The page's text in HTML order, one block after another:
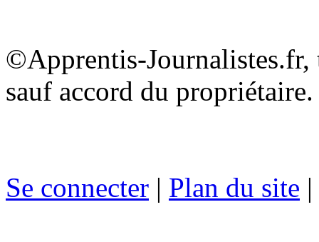
©Apprentis-
sauf accord du propriétaire.
Se connecter | Plan du site |